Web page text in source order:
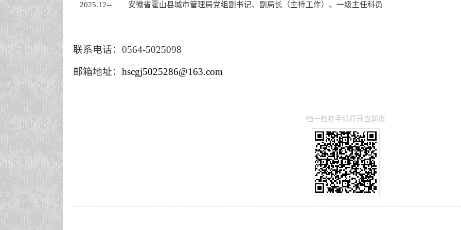
2025.12-- 安徽省霍山县城市管理局党组副书记、副局长（主持工作）、一级主任科员
联系电话：0564-5025098
邮箱地址： hscgj5025286@163.com
扫一扫在手机打开当前页